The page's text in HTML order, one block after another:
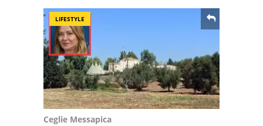
LIFESTYLE
Ceglie Messapica